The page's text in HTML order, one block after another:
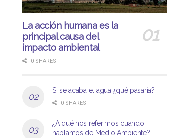
La acción humana es la
principal causa del
impacto ambiental
0 SHARES
Si se acaba el agua ¿qué pasaría?
0 SHARES
¿A qué nos referimos cuando
hablamos de Medio Ambiente?